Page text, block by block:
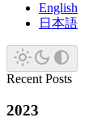
English
日本語
Recent Posts
2023